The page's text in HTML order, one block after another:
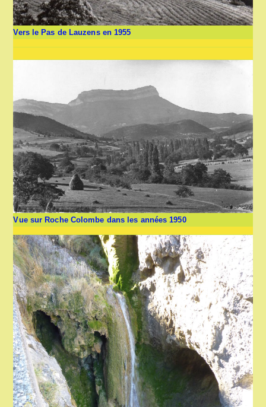
Vers le Pas de Lauzens en 1955
Vue sur Roche Colombe dans les années 1950